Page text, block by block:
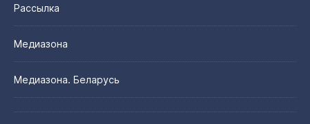
Рассылка
Медиазона
Медиазона. Беларусь